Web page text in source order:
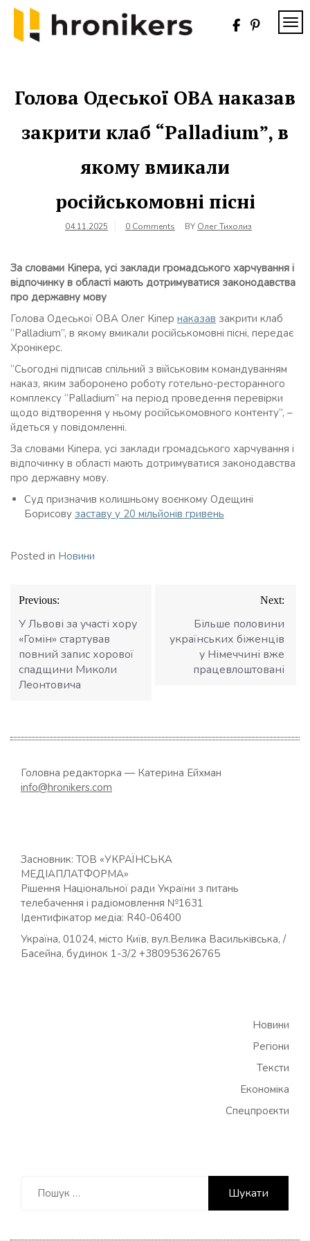
Skip
content
Голова Одеської ОВА наказав
закрити клаб “Palladium”, в
якому вмикали
російськомовні пісні
04.11.2025 0 Comments BY Олег Тихолиз
За словами Кіпера, усі заклади громадського харчування і
відпочинку в області мають дотримуватися законодавства
про державну мову
Голова Одеської ОВА Олег Кіпер наказав закрити клаб
“Palladium”, в якому вмикали російськомовні пісні, передає
Хронікерс.
“Сьогодні підписав спільний з військовим командуванням
наказ, яким заборонено роботу готельно-ресторанного
комплексу “Palladium” на період проведення перевірки
щодо відтворення у ньому російськомовного контенту”, –
йдеться у повідомленні.
За словами Кіпера, усі заклади громадського харчування і
відпочинку в області мають дотримуватися законодавства
про державну мову.
Суд призначив колишньому воєнкому Одещині
Борисову заставу у 20 мільйонів гривень
Posted in Новини
Навігація
записів
Previous:
У Львові за участі хору
«Гомін» стартував
повний запис хорової
спадщини Миколи
Леонтовича
Next:
Більше половини
українських біженців
у Німеччині вже
працевлоштовані
Головна редакторка — Катерина Ейхман
info@hronikers.com
Засновник: ТОВ «УКРАЇНСЬКА
МЕДІАПЛАТФОРМА»
Рішення Національної ради України з питань
телебачення і радіомовлення №1631
Ідентифікатор медіа: R40-06400
Україна, 01024, місто Київ, вул.Велика Васильківська, /
Басейна, будинок 1-3/2 +380953626765
Новини
Регіони
Тексти
Економіка
Спецпроєкти